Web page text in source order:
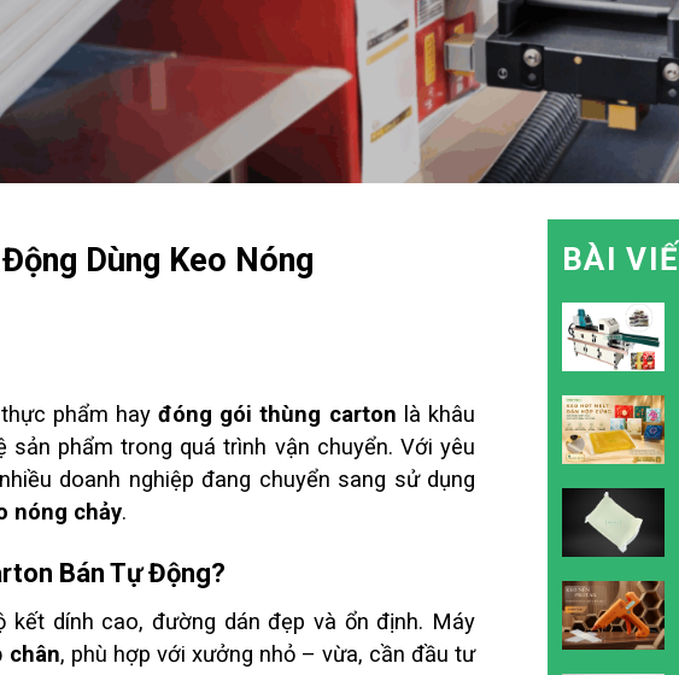
Dùng Keo Nóng
phẩm hayđóng gói thùng carton là khâu
phẩm trong quá trình vận chuyển. Với yêu
doanh nghiệp đang chuyển sang sử dụng
nóng chảy.
Bán Tự Động?
kết dính cao, đường dán đẹp và ổn định. Máy
chân, phù hợp với xưởng nhỏ – vừa, cần đầu tư
BÀI